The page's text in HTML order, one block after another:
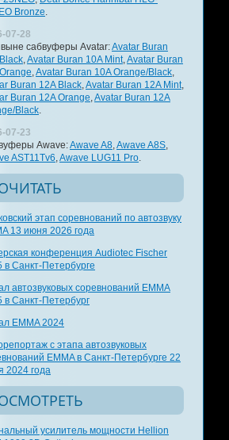
Bronze.
07-28
сабвуферы Avatar:Avatar Buran
,Avatar Buran 10A Mint,Avatar Buran
,Avatar Buran 10A Orange/Black,
Buran 12A Black,Avatar Buran 12A Mint,
Buran 12A Orange,Avatar Buran 12A
Black.
07-23
Awave:Awave A8,Awave A8S,
AST11Tv6,Awave LUG11 Pro.
этап соревнований по автозвуку
13 июня 2026 года
конференция Audiotec Fischer
в Санкт-Петербурге
автозвуковых соревнований EMMA
в Санкт-Петербург
EMMA 2024
с этапа автозвуковых
EMMA в Санкт-Петербурге 22
2024 года
усилитель мощности Hellion